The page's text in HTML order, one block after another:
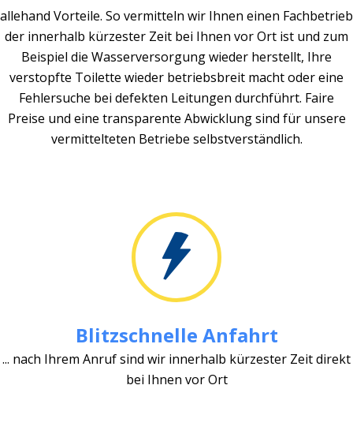
allehand Vorteile. So vermitteln wir Ihnen einen Fachbetrieb
der innerhalb kürzester Zeit bei Ihnen vor Ort ist und zum
Beispiel die Wasserversorgung wieder herstellt, Ihre
verstopfte Toilette wieder betriebsbreit macht oder eine
Fehlersuche bei defekten Leitungen durchführt. Faire
Preise und eine transparente Abwicklung sind für unsere
vermittelteten Betriebe selbstverständlich.
Blitzschnelle Anfahrt
... nach Ihrem Anruf sind wir innerhalb kürzester Zeit direkt
bei Ihnen vor Ort